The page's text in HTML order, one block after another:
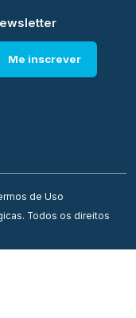
Me inscrever
de Uso
Todos os direitos